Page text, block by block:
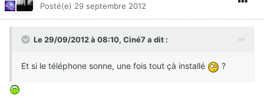
Posté(e) 29 septembre 2012
Le 29/09/2012 à 08:10, Ciné7 a dit :
Et si le téléphone sonne, une fois tout çà installé ?